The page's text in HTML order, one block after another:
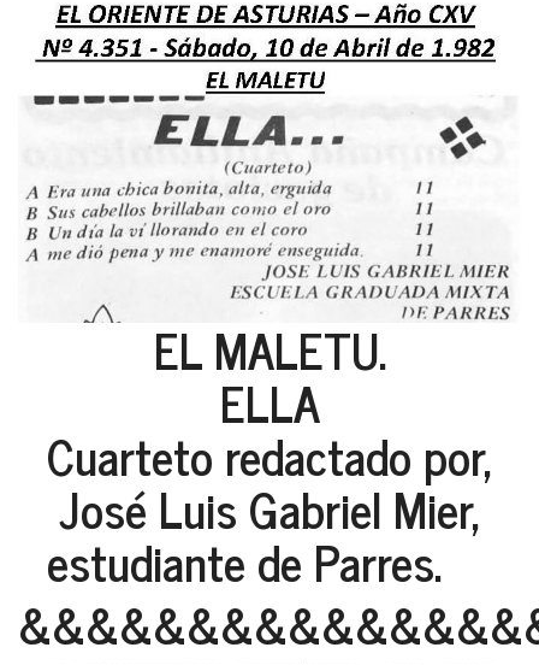
EL MALETU.
ELLA
Cuarteto redactado por,
José Luis Gabriel Mier,
estudiante de Parres.